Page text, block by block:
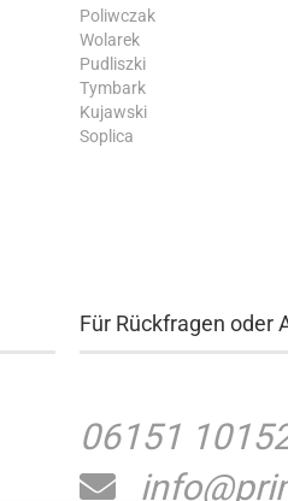
Poliwczak
Wolarek
Pudliszki
Tymbark
Kujawski
Soplica
Für Rückfragen oder
06151